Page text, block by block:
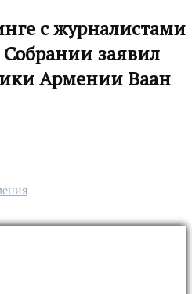
с журналистами
заявил
Армении Ваан